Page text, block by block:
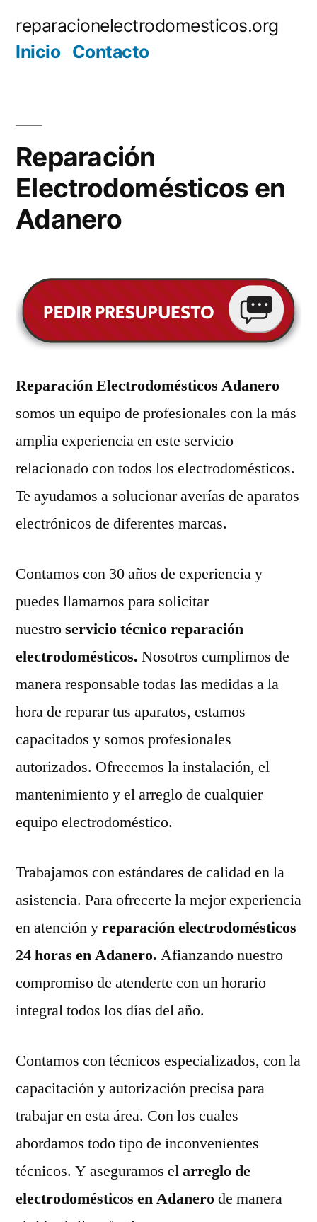
reparacionelectrodomesticos.org
Inicio Contacto
Reparación
Electrodomésticos en
Adanero
Reparación Electrodomésticos Adanero
somos un equipo de profesionales con la más
amplia experiencia en este servicio
relacionado con todos los electrodomésticos.
Te ayudamos a solucionar averías de aparatos
electrónicos de diferentes marcas.
Contamos con 30 años de experiencia y
puedes llamarnos para solicitar
nuestroservicio técnico reparación
electrodomésticos. Nosotros cumplimos de
manera responsable todas las medidas a la
hora de reparar tus aparatos, estamos
capacitados y somos profesionales
autorizados. Ofrecemos la instalación, el
mantenimiento y el arreglo de cualquier
equipo electrodoméstico.
Trabajamos con estándares de calidad en la
asistencia. Para ofrecerte la mejor experiencia
en atención yreparación electrodomésticos
24 horas en Adanero. Afianzando nuestro
compromiso de atenderte con un horario
integral todos los días del año.
Contamos con técnicos especializados, con la
capacitación y autorización precisa para
trabajar en esta área. Con los cuales
abordamos todo tipo de inconvenientes
técnicos. Y aseguramos elarreglo de
electrodomésticos en Adanerode manera